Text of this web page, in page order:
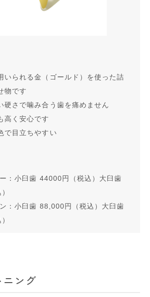
いられる金（ゴールド）を使った詰
物です
硬さで噛み合う歯を痛めません
高く安心です
で目立ちやすい
：小臼歯 44000円（税込）大臼歯
：小臼歯 88,000円（税込）大臼歯
ニング